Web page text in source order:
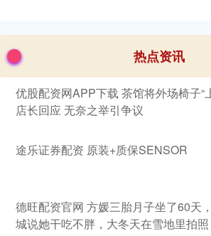
热点资讯
优股配资网APP下载 茶馆将外场椅子“
店长回应 无奈之举引争议
途乐证券配资 原装+质保SENSOR
德旺配资官网 方媛三胎月子坐了60天
城说她干吃不胖，大冬天在雪地里拍照